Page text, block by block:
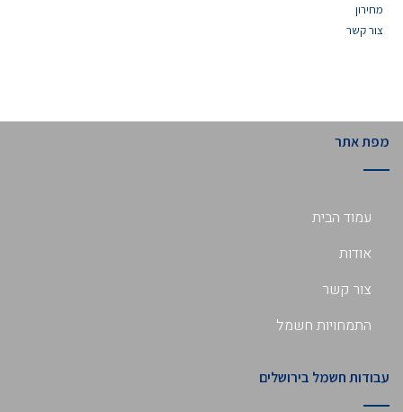
מחירון
צור קשר
מפת אתר
עמוד הבית
אודות
צור קשר
התמחויות חשמל
עבודות חשמל בירושלים